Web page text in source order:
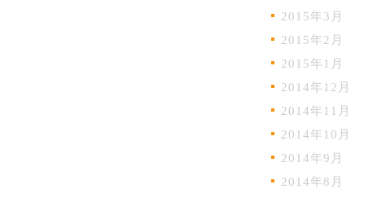
2015年3月
2015年2月
2015年1月
2014年12月
2014年11月
2014年10月
2014年9月
2014年8月